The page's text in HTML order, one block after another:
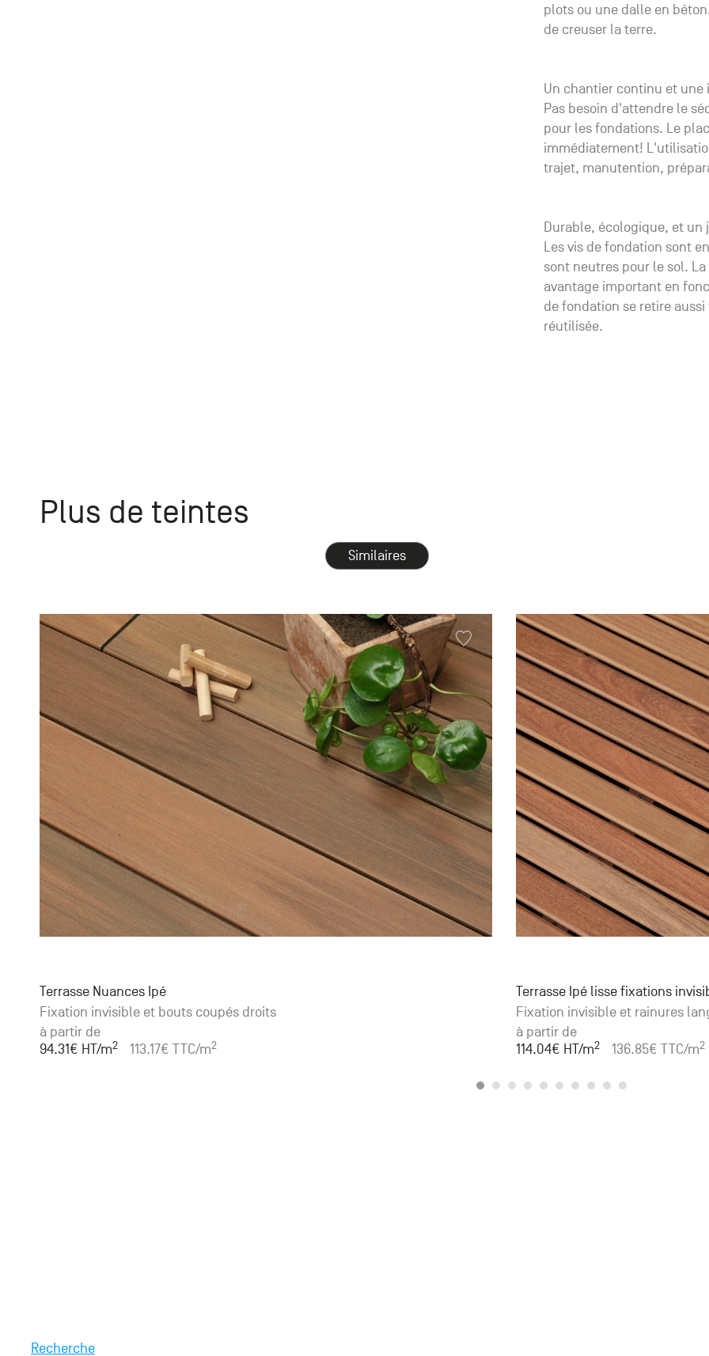
plots ou une dalle en
de creuser la terre.
Un chantier continu et
Pas besoin d'attendre le
pour les fondations. Le
immédiatement!
trajet, manutention,
Durable, écologique, et un
Les vis de fondation sont
sont neutres pour le sol.
avantage important en
de fondation se retire
réutilisée.
Plus de teintes
Similaires
Terrasse Nuances Ipé
Fixation invisible et bouts coupés droits
à partir de
94.31€ HT/m2 113.17€ TTC/m2
Terrasse Ipé lisse fixations
Fixation invisible et rainures
à partir de
114.04€ HT/m2 136.85€ TTC/m2
Recherche